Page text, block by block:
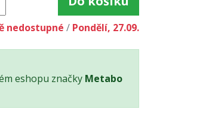
nedostupné / Pondělí, 27.09.
eshopu značky Metabo